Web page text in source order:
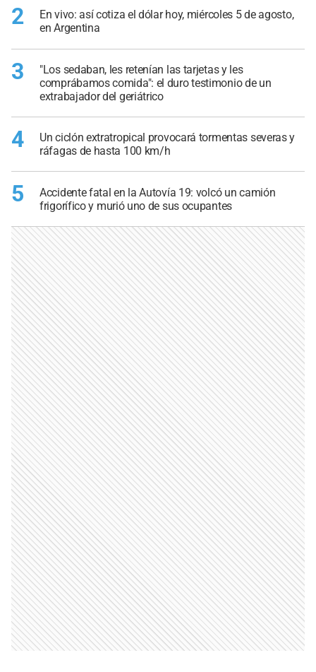
2
En vivo: así cotiza el dólar hoy, miércoles 5 de agosto,
en Argentina
3
"Los sedaban, les retenían las tarjetas y les
comprábamos comida": el duro testimonio de un
extrabajador del geriátrico
4
Un ciclón extratropical provocará tormentas severas y
ráfagas de hasta 100 km/h
5
Accidente fatal en la Autovía 19: volcó un camión
frigorífico y murió uno de sus ocupantes